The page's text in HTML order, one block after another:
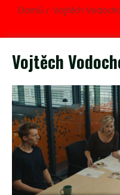
Domů Vojtěch
Vojtěch